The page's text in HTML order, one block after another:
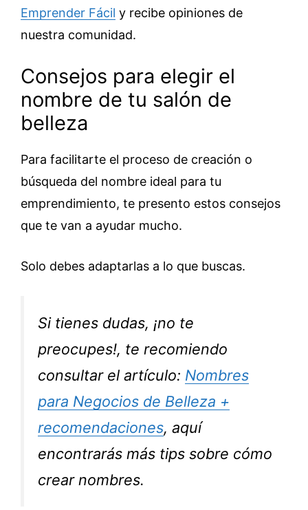
Emprender Fácil y recibe opiniones de
nuestra comunidad.
Consejos para elegir el
nombre de tu salón de
belleza
Para facilitarte el proceso de creación o
búsqueda del nombre ideal para tu
emprendimiento, te presento estos consejos
que te van a ayudar mucho.
Solo debes adaptarlas a lo que buscas.
Si tienes dudas, ¡no te
preocupes!, te recomiendo
consultar el artículo: Nombres
para Negocios de Belleza +
recomendaciones, aquí
encontrarás más tips sobre cómo
crear nombres.